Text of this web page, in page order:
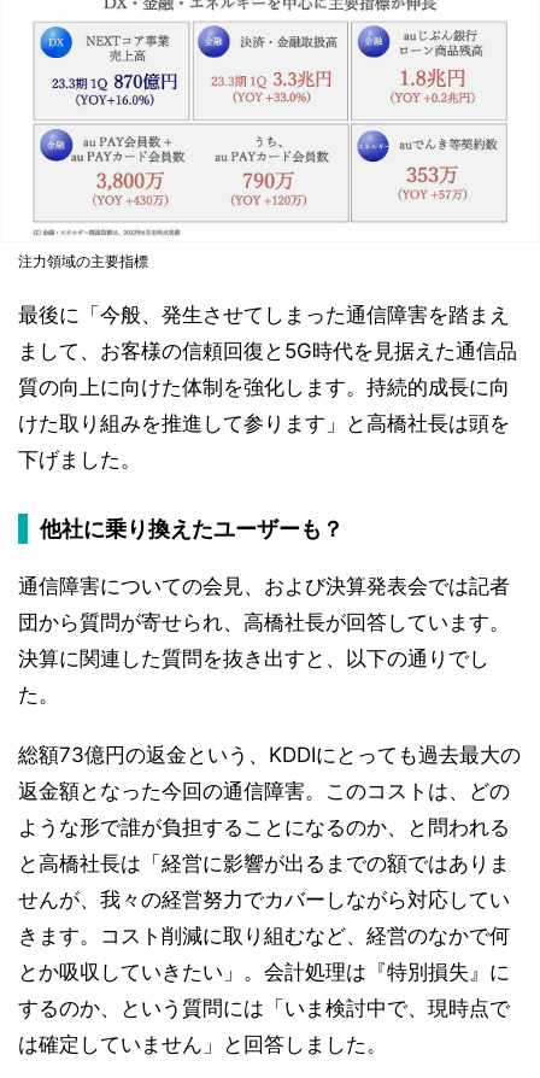
注力領域の主要指標
最後に「今般、発生させてしまった通信障害を踏まえ
まして、お客様の信頼回復と5G時代を見据えた通信品
質の向上に向けた体制を強化します。持続的成長に向
けた取り組みを推進して参ります」と高橋社長は頭を
下げました。
他社に乗り換えたユーザーも？
通信障害についての会見、および決算発表会では記者
団から質問が寄せられ、高橋社長が回答しています。
決算に関連した質問を抜き出すと、以下の通りでし
た。
総額73億円の返金という、KDDIにとっても過去最大の
返金額となった今回の通信障害。このコストは、どの
ような形で誰が負担することになるのか、と問われる
と高橋社長は「経営に影響が出るまでの額ではありま
せんが、我々の経営努力でカバーしながら対応してい
きます。コスト削減に取り組むなど、経営のなかで何
とか吸収していきたい」。会計処理は『特別損失』に
するのか、という質問には「いま検討中で、現時点で
は確定していません」と回答しました。